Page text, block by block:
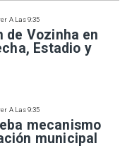
A Las 9:35
de Vozinha en
Estadio y
A Las 9:35
mecanismo
municipal